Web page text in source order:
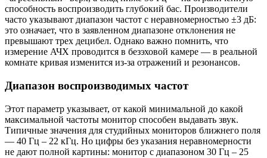
способность воспроизводить глубокий бас. Производители
часто указывают диапазон частот с неравномерностью ±3 дБ:
это означает, что в заявленном диапазоне отклонения не
превышают трех децибел. Однако важно помнить, что
измерение АЧХ проводится в безэховой камере — в реальной
комнате кривая изменится из-за отражений и резонансов.
Диапазон воспроизводимых частот
Этот параметр указывает, от какой минимальной до какой
максимальной частоты монитор способен выдавать звук.
Типичные значения для студийных мониторов ближнего поля
— 40 Гц – 22 кГц. Но цифры без указания неравномерности
не дают полной картины: монитор с диапазоном 30 Гц – 25